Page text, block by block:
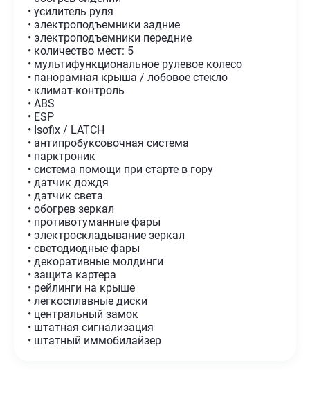
• усилитель руля
• электроподъемники задние
• электроподъемники передние
• количество мест: 5
• мультифункциональное рулевое колесо
• панорамная крыша / лобовое стекло
• климат-контроль
• ABS
• ESP
• Isofix / LATCH
• антипробуксовочная система
• парктроник
• система помощи при старте в гору
• датчик дождя
• датчик света
• обогрев зеркал
• противотуманные фары
• электроскладывание зеркал
• светодиодные фары
• декоративные молдинги
• защита картера
• рейлинги на крыше
• легкосплавные диски
• центральный замок
• штатная сигнализация
• штатный иммобилайзер